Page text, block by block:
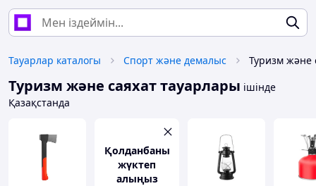
Тауарлар каталогы Спорт және демалыс Туризм және
Туризм және саяхат тауарлары ішінде
Қазақстанда
Қолданбаны
жүктеп
алыңыз